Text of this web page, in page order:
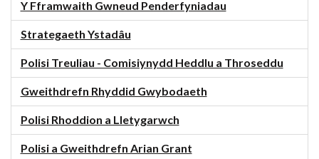
Y Fframwaith Gwneud Penderfyniadau
Strategaeth Ystadâu
Polisi Treuliau - Comisiynydd Heddlu a Throseddu
Gweithdrefn Rhyddid Gwybodaeth
Polisi Rhoddion a Lletygarwch
Polisi a Gweithdrefn Arian Grant